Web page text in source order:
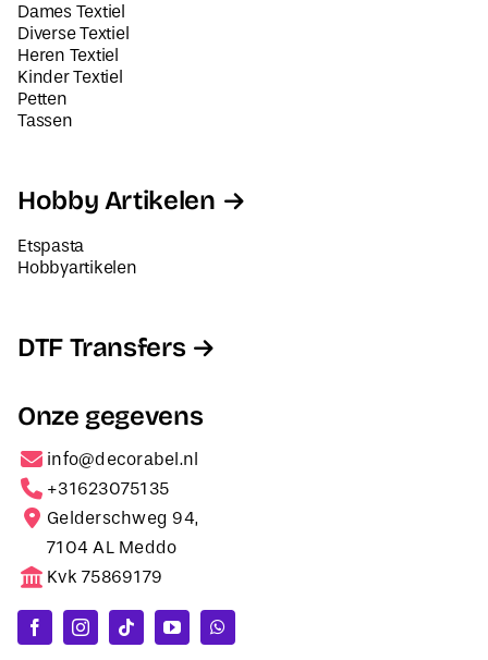
Dames Textiel
Diverse Textiel
Heren Textiel
Kinder Textiel
Petten
Tassen
Hobby Artikelen
Etspasta
Hobbyartikelen
DTF Transfers
Onze gegevens
info@decorabel.nl
+31623075135
Gelderschweg 94,
7104 AL Meddo
Kvk 75869179